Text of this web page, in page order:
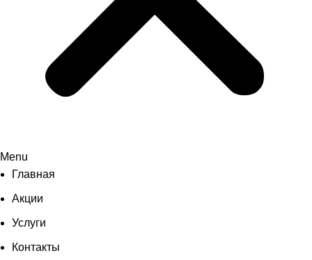
Menu
Главная
Акции
Услуги
Контакты